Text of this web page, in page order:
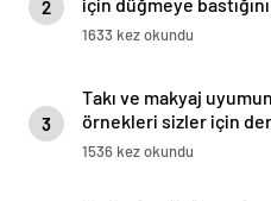
2
için düğmeye
medyadan duyurdu!
1633 kez okundu
3
Takı ve makyaj
örnekleri sizler için
1536 kez okundu